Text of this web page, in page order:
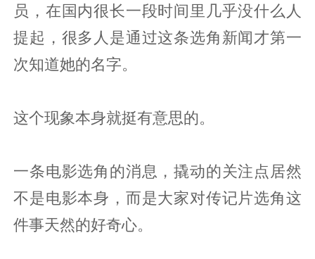
员，在国内很长一段时间里几乎没什么人
提起，很多人是通过这条选角新闻才第一
次知道她的名字。
这个现象本身就挺有意思的。
一条电影选角的消息，撬动的关注点居然
不是电影本身，而是大家对传记片选角这
件事天然的好奇心。